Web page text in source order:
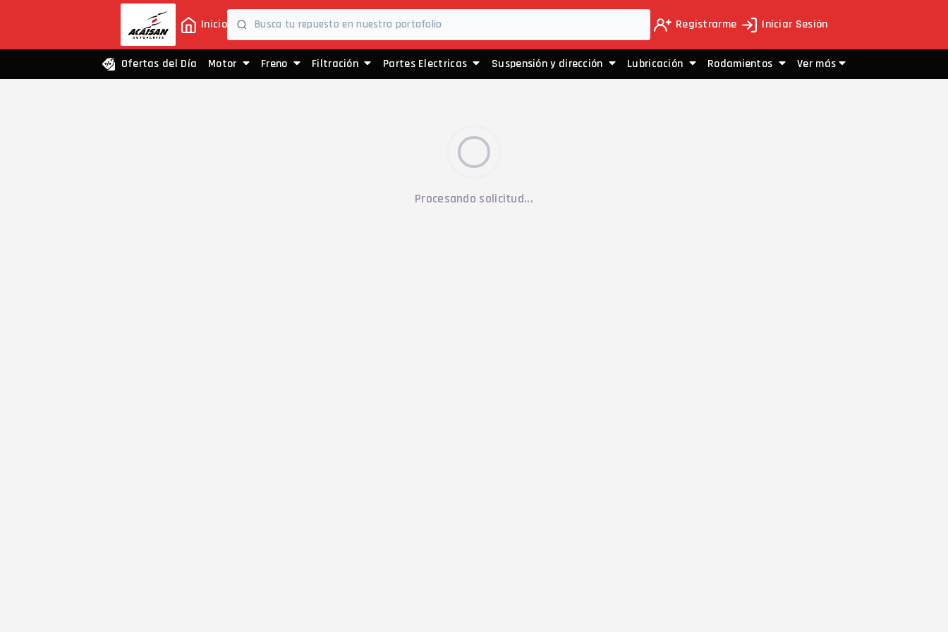
Inicio Registrarme Iniciar Sesión
Ofertas del Día Motor Freno Filtración Partes Electricas Suspensión y dirección Lubricación Rodamientos Ver más
Procesando solicitud...